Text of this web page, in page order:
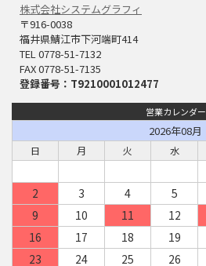
株式会社システムグラフィ
〒916-0038
福井県鯖江市下河端町414
TEL 0778-51-7132
FAX 0778-51-7135
登録番号：T9210001012477
営業カレンダー
2026年08月
日 月 火 水
2
3 4 5
9
10 11 12
16
17 18 19
23
24 25 26